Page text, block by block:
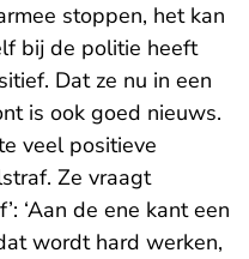
stoppen, het kan
bij de politie heeft
Dat ze nu in een
is ook goed nieuws.
veel positieve
Ze vraagt
‘Aan de ene kant een
wordt hard werken,